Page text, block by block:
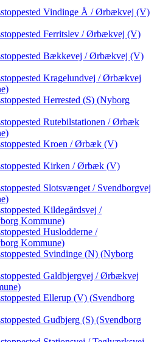
Vindinge Å / Ørbækvej (V)
Ferritslev / Ørbækvej (V)
Bækkevej / Ørbækvej (V)
Kragelundvej / Ørbækvej
Herrested (S) (Nyborg
Rutebilstationen / Ørbæk
Kroen / Ørbæk (V)
Kirken / Ørbæk (V)
Slotsvænget / Svendborgvej
Kildegårdsvej /
Kommune)
Huslodderne /
Kommune)
Svindinge (N) (Nyborg
Galdbjergvej / Ørbækvej
Ellerup (V) (Svendborg
Gudbjerg (S) (Svendborg